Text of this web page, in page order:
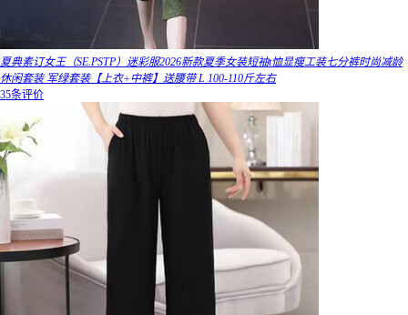
夏典素订女王（SE.PSTP）迷彩服2026新款夏季女装短袖t恤显瘦工装七分裤时尚减龄
休闲套装 军绿套装【上衣+中裤】送腰带 L 100-110斤左右
35条评价